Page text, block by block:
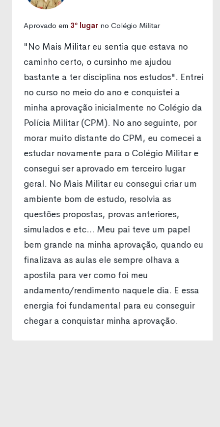
Aprovado em3º lugarno Colégio Militar
"No Mais Militar eu sentia que estava no
caminho certo, o cursinho me ajudou
bastante a ter disciplina nos estudos". Entrei
no curso no meio do ano e conquistei a
minha aprovação inicialmente no Colégio da
Polícia Militar (CPM). No ano seguinte, por
morar muito distante do CPM, eu comecei a
estudar novamente para o Colégio Militar e
consegui ser aprovado em terceiro lugar
geral. No Mais Militar eu consegui criar um
ambiente bom de estudo, resolvia as
questões propostas, provas anteriores,
simulados e etc… Meu pai teve um papel
bem grande na minha aprovação, quando eu
finalizava as aulas ele sempre olhava a
apostila para ver como foi meu
andamento/rendimento naquele dia. E essa
energia foi fundamental para eu conseguir
chegar a conquistar minha aprovação.